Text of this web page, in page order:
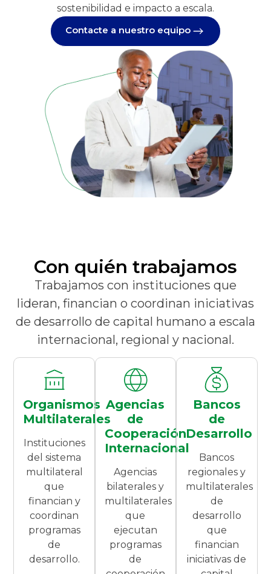
sostenibilidad e impacto a escala.
Contacte a nuestro equipo
Con quién trabajamos
Trabajamos con instituciones que
lideran, financian o coordinan iniciativas
de desarrollo de capital humano a escala
internacional, regional y nacional.
Organismos
Multilaterales
Instituciones
del sistema
multilateral
que
financian y
coordinan
programas
de
desarrollo.
Agencias
de
Cooperación
Internacional
Agencias
bilaterales y
multilaterales
que
ejecutan
programas
de
Bancos
de
Desarrollo
Bancos
regionales y
multilaterales
de
desarrollo
que
financian
iniciativas de